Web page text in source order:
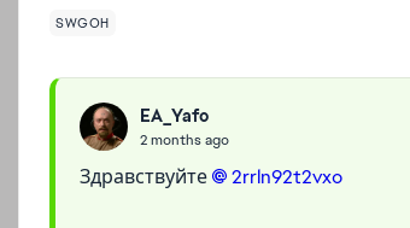
SWGOH
EA_Yafo
2 months ago
Здравствуйте 2rrln92t2vxo​